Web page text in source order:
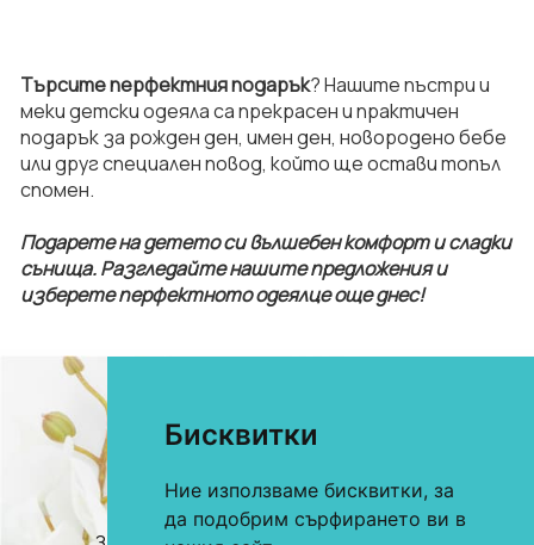
Бисквитки
Ние използваме бисквитки, за
да подобрим сърфирането ви в
​Търсите перфектния подарък? Нашите пъстри и
меки детски одеяла са прекрасен и практичен
подарък за рожден ден, имен ден, новородено бебе
или друг специален повод, който ще остави топъл
спомен.
​Подарете на детето си вълшебен комфорт и сладки
сънища. Разгледайте нашите предложения и
изберете перфектното одеялце още днес!
За онлайн поръчки 0893 622 184